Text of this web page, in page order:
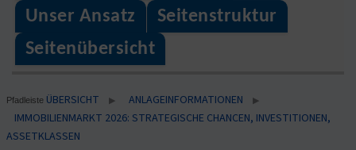
Unser Ansatz
Seitenstruktur
Seitenübersicht
Pfadleiste ÜBERSICHT ▶ ANLAGEINFORMATIONEN ▶
IMMOBILIENMARKT 2026: STRATEGISCHE CHANCEN, INVESTITIONEN,
ASSETKLASSEN